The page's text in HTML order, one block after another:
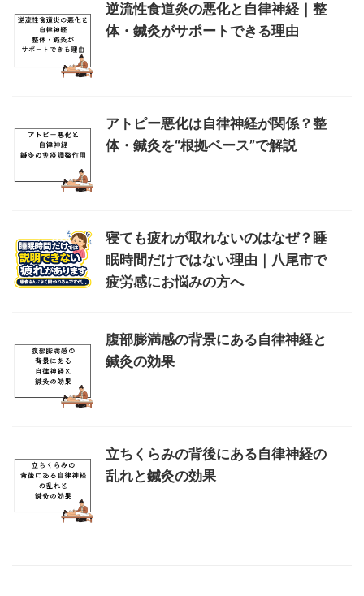
逆流性食道炎の悪化と自律神経｜整
体・鍼灸がサポートできる理由
アトピー悪化は自律神経が関係？整
体・鍼灸を“根拠ベース”で解説
寝ても疲れが取れないのはなぜ？睡
眠時間だけではない理由｜八尾市で
疲労感にお悩みの方へ
腹部膨満感の背景にある自律神経と
鍼灸の効果
立ちくらみの背後にある自律神経の
乱れと鍼灸の効果